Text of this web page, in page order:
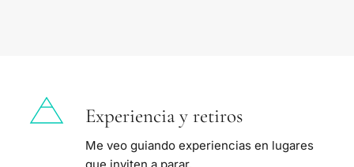
Experiencia y retiros
Me veo guiando experiencias en lugares